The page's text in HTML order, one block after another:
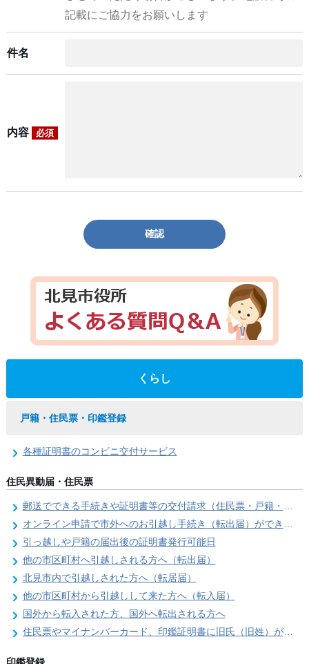
記載にご協力をお願いします
件名
内容 必須
確認
くらし
戸籍・住民票・印鑑登録
各種証明書のコンビニ交付サービス
住民異動届・住民票
郵送でできる手続きや証明書等の交付請求（住民票・戸籍・国民年金関係）
オンライン申請で市外へのお引越し手続き（転出届）ができます
引っ越しや戸籍の届出後の証明書発行可能日
他の市区町村へ引越しされる方へ（転出届）
北見市内で引越しされた方へ（転居届）
他の市区町村から引越しして来た方へ（転入届）
国外から転入された方、国外へ転出される方へ
住民票やマイナンバーカード、印鑑証明書に旧氏（旧姓）が併記できるようになりました！